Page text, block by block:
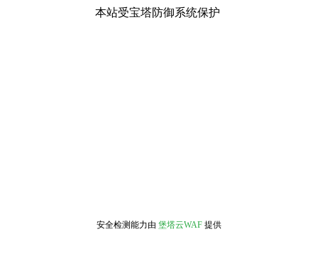
本站受宝塔防御系统保护
安全检测能力由 堡塔云WAF 提供